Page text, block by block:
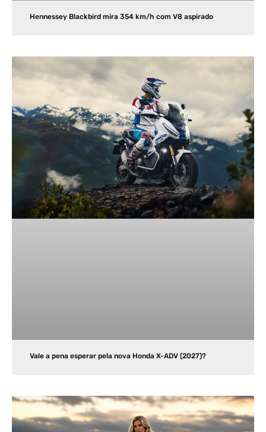
Hennessey Blackbird mira 354 km/h com V8 aspirado
Vale a pena esperar pela nova Honda X-ADV (2027)?